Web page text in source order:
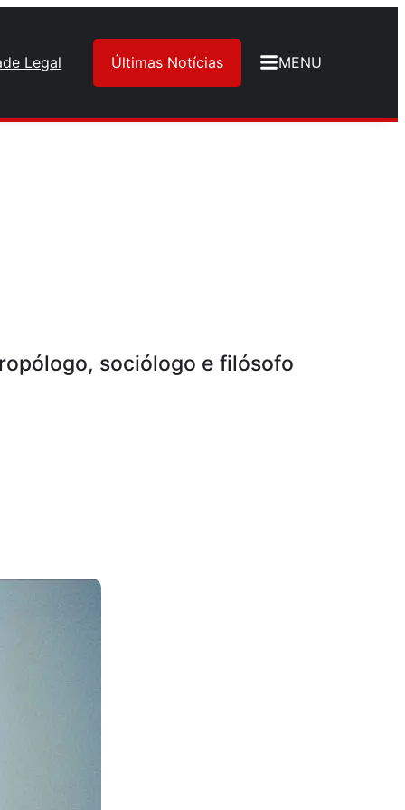
Legal Últimas Notícias MENU
sociólogo e filósofo